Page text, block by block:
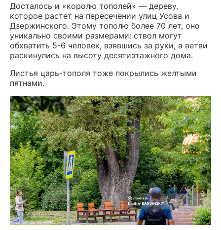
Досталось и «королю тополей» — дереву,
которое растет на пересечении улиц Усова и
Дзержинского. Этому тополю более 70 лет, оно
уникально своими размерами: ствол могут
обхватить 5-6 человек, взявшись за руки, а ветви
раскинулись на высоту десятиэтажного дома.
Листья царь-тополя тоже покрылись желтыми
пятнами.